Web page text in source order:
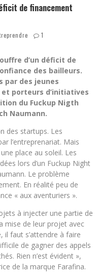
de financement
1
d’un déficit de
des bailleurs.
par des jeunes
porteurs d’initiatives
du Fuckup Nigth
Naumann.
des startups. Les
l’entreprenariat. Mais
place au soleil. Les
lors d’un Fuckup Night
Le problème
En réalité peu de
« aux aventuriers ».
à injecter une partie de
mise de leur projet avec
il faut s’attendre à faire
de gagner des appels
Rien n’est évident »,
de la marque Farafina.